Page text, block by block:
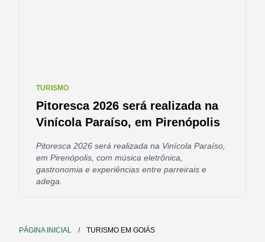
TURISMO
Pitoresca 2026 será realizada na
Vinícola Paraíso, em Pirenópolis
Pitoresca 2026 será realizada na Vinícola Paraíso,
em Pirenópolis, com música eletrônica,
gastronomia e experiências entre parreirais e
adega.
PÁGINA INICIAL / TURISMO EM GOIÁS